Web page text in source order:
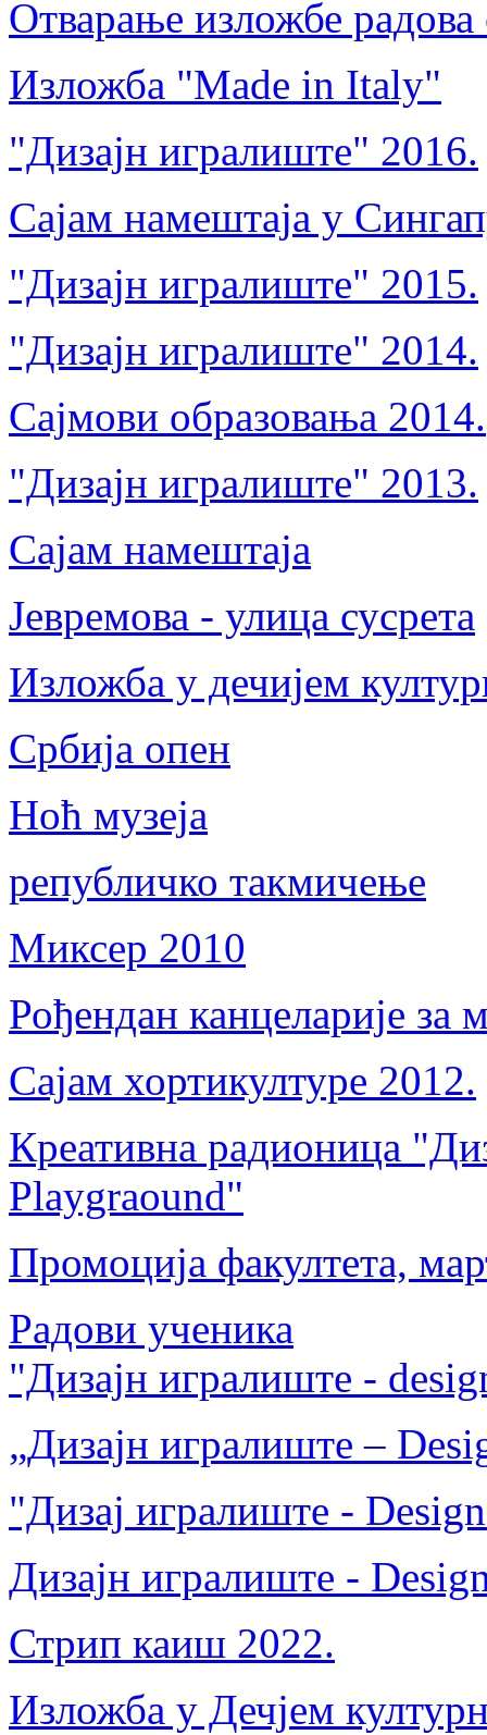
Отварање изложбе
Изложба "Made in Italy"
"Дизајн игралиште" 2016.
Сајам намештаја у
"Дизајн игралиште" 2015.
"Дизајн игралиште" 2014.
Сајмови образовања 2014.
"Дизајн игралиште" 2013.
Сајам намештаја
Јевремова - улица сусрета
Изложба у дечијем
Србија опен
Ноћ музеја
републичко такмичење
Миксер 2010
Рођендан канцеларије за
Сајам хортикултуре 2012.
Креативна радионица
Playgraound"
Промоција факултета,
Радови ученика
"Дизајн игралиште -
„Дизајн игралиште –
"Дизај игралиште -
Дизајн игралиште -
Стрип каиш 2022.
Изложба у Дечјем